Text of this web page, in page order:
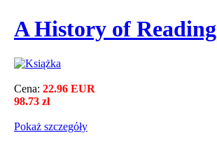
A History of Reading
Cena: 22.96 EUR
98.73 zł
Pokaż szczegόły